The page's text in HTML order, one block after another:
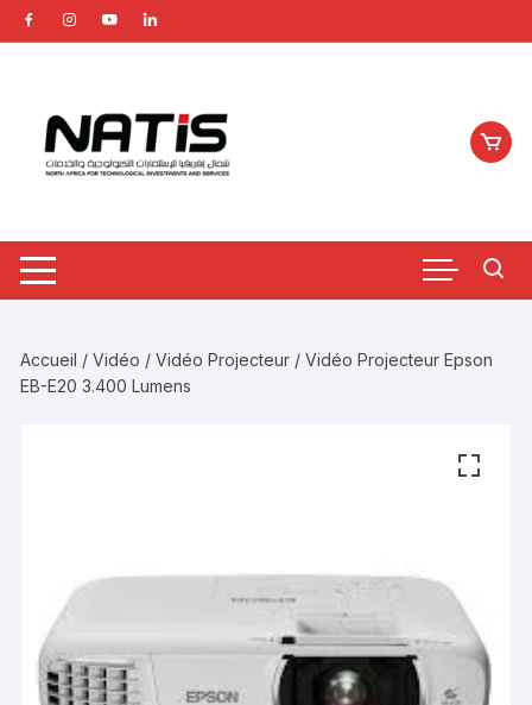
Aller
au
Accueil /Vidéo /Vidéo Projecteur / Vidéo Projecteur Epson
EB-E20 3.400 Lumens